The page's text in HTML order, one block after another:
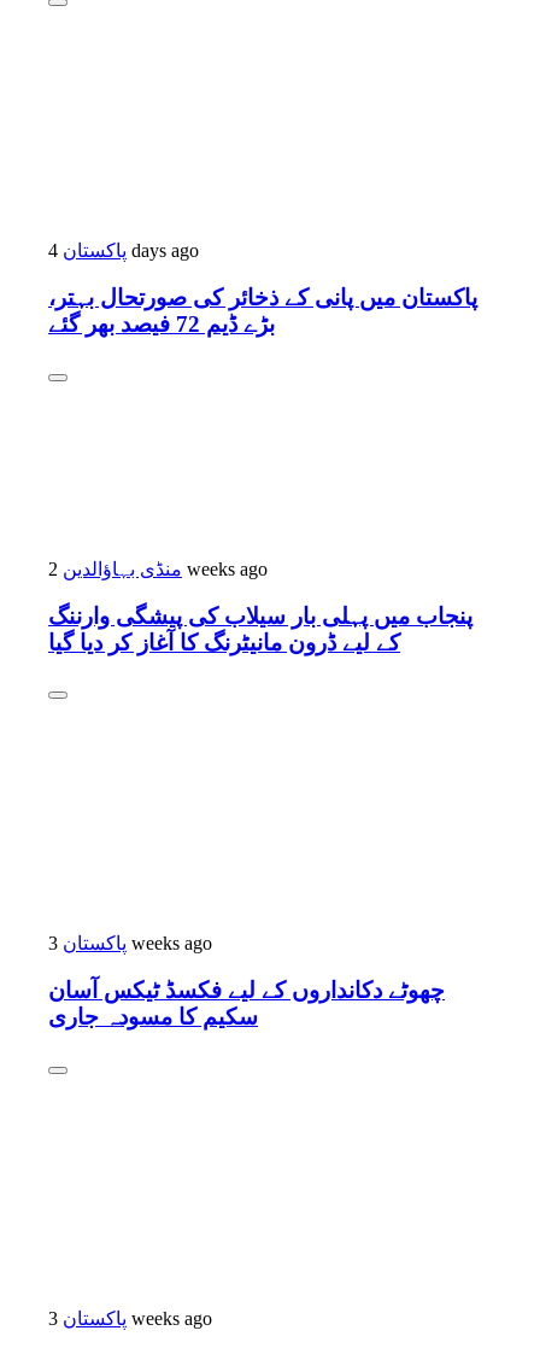
پاکستان 4 days ago
پاکستان میں پانی کے ذخائر کی صورتحال بہتر،
بڑے ڈیم 72 فیصد بھر گئے
منڈی بہاؤالدین 2 weeks ago
پنجاب میں پہلی بار سیلاب کی پیشگی وارننگ
کے لیے ڈرون مانیٹرنگ کا آغاز کر دیا گیا
پاکستان 3 weeks ago
چھوٹے دکانداروں کے لیے فکسڈ ٹیکس آسان
سکیم کا مسودہ جاری
پاکستان 3 weeks ago